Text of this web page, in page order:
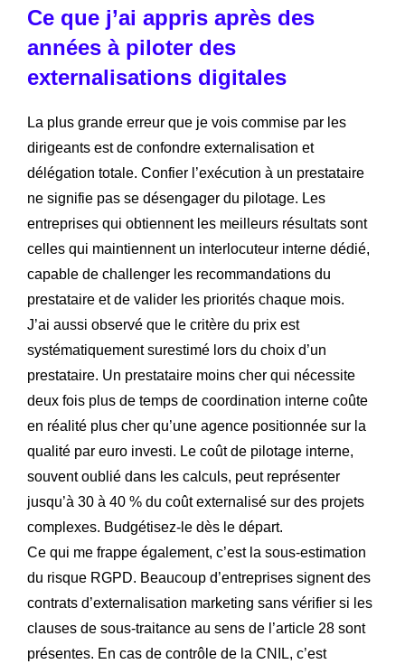
Ce que j’ai appris après des
années à piloter des
externalisations digitales
La plus grande erreur que je vois commise par les
dirigeants est de confondre externalisation et
délégation totale. Confier l’exécution à un prestataire
ne signifie pas se désengager du pilotage. Les
entreprises qui obtiennent les meilleurs résultats sont
celles qui maintiennent un interlocuteur interne dédié,
capable de challenger les recommandations du
prestataire et de valider les priorités chaque mois.
J’ai aussi observé que le critère du prix est
systématiquement surestimé lors du choix d’un
prestataire. Un prestataire moins cher qui nécessite
deux fois plus de temps de coordination interne coûte
en réalité plus cher qu’une agence positionnée sur la
qualité par euro investi. Le coût de pilotage interne,
souvent oublié dans les calculs, peut représenter
jusqu’à 30 à 40 % du coût externalisé sur des projets
complexes. Budgétisez-le dès le départ.
Ce qui me frappe également, c’est la sous-estimation
du risque RGPD. Beaucoup d’entreprises signent des
contrats d’externalisation marketing sans vérifier si les
clauses de sous-traitance au sens de l’article 28 sont
présentes. En cas de contrôle de la CNIL, c’est